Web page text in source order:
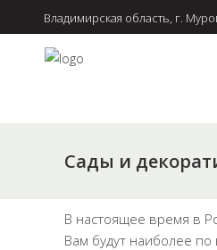
Владимирская область, г.
Сады и
В настоящее время в
Вам будут наиболее